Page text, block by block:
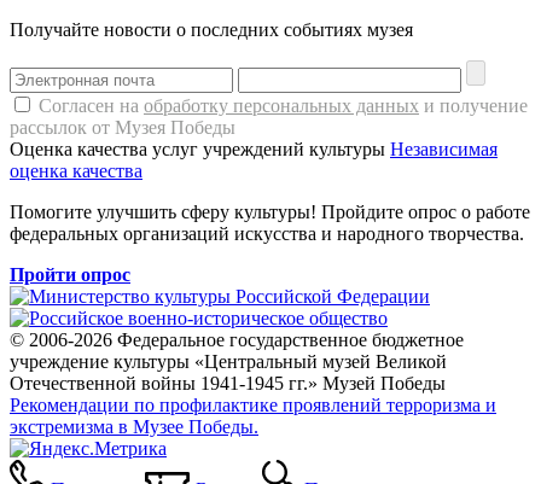
Получайте новости о последних событиях музея
Согласен на обработку персональных данных и получение
рассылок от Музея Победы
Оценка качества услуг учреждений культуры Независимая
оценка качества
Помогите улучшить сферу культуры! Пройдите опрос о работе
федеральных организаций искусства и народного творчества.
Пройти опрос
© 2006-2026 Федеральное государственное бюджетное
учреждение культуры «Центральный музей Великой
Отечественной войны 1941-1945 гг.» Музей Победы
Рекомендации по профилактике проявлений терроризма и
экстремизма в Музее Победы.